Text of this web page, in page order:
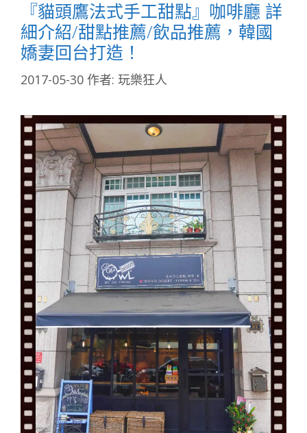
『貓頭鷹法式手工甜點』咖啡廳 詳
細介紹/甜點推薦/飲品推薦，韓國
嬌妻回台打造！
2017-05-30 作者: 玩樂狂人